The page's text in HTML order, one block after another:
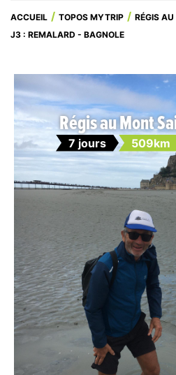
ACCUEIL TOPOS MYTRIP
RÉGIS
J3 : REMALARD - BAGNOLE
Régis au Mont
7 jours 509km